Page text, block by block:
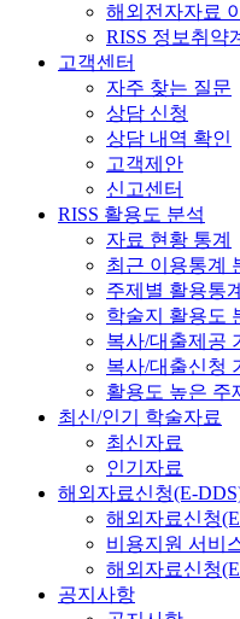
해외전자자료
RISS 정보취약
고객센터
자주 찾는 질문
상담 신청
상담 내역 확인
고객제안
신고센터
RISS 활용도 분석
자료 현황 통계
최근 이용통계
주제별 활용통
학술지 활용도
복사/대출제공
복사/대출신청
활용도 높은 주
최신/인기 학술자료
최신자료
인기자료
해외자료신청(E-
해외자료신청
비용지원 서비
해외자료신청
공지사항